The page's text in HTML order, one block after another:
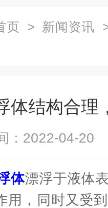
页 > 新闻资讯
体结构合理
：2022-04-
体漂浮于液体
用，同时又受